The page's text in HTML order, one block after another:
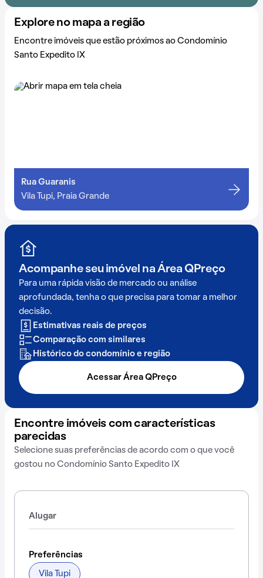
Explore no mapa a região
Encontre imóveis que estão próximos ao Condomínio
Santo Expedito IX
Rua Guaranis
Vila Tupi, Praia Grande
Acompanhe seu imóvel na Área QPreço
Para uma rápida visão de mercado ou análise
aprofundada, tenha o que precisa para tomar a melhor
decisão.
Estimativas reais de preços
Comparação com similares
Histórico do condomínio e região
Acessar Área QPreço
Encontre imóveis com características
parecidas
Selecione suas preferências de acordo com o que você
gostou no Condomínio Santo Expedito IX
Alugar
Preferências
Vila Tupi